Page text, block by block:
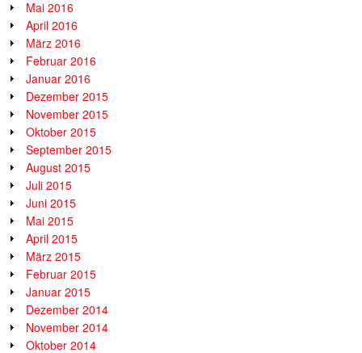
Mai 2016
April 2016
März 2016
Februar 2016
Januar 2016
Dezember 2015
November 2015
Oktober 2015
September 2015
August 2015
Juli 2015
Juni 2015
Mai 2015
April 2015
März 2015
Februar 2015
Januar 2015
Dezember 2014
November 2014
Oktober 2014